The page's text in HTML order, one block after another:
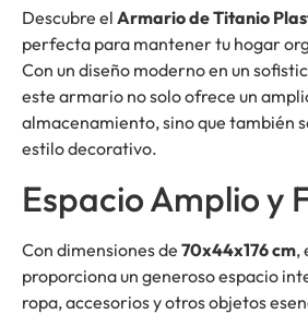
Descubre el Armario de Titanio
perfecta para mantener tu hogar
Con un diseño moderno en un
este armario no solo ofrece un
almacenamiento, sino que también
estilo decorativo.
Espacio Amplio y
Con dimensiones de 70x44x176 cm,
proporciona un generoso espacio
ropa, accesorios y otros objetos